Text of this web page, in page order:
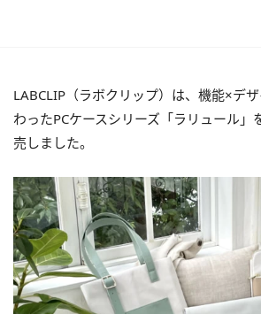
LABCLIP（ラボクリップ）は、機能×デ
わったPCケースシリーズ「ラリュール
売しました。